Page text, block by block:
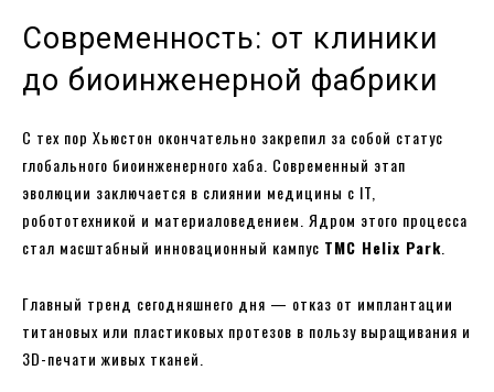
Современность: от клиники
до биоинженерной фабрики
С тех пор Хьюстон окончательно закрепил за собой статус
глобального биоинженерного хаба. Современный этап
эволюции заключается в слиянии медицины с IT,
робототехникой и материаловедением. Ядром этого процесса
стал масштабный инновационный кампус TMC Helix Park
Главный тренд сегодняшнего дня — отказ от имплантации
титановых или пластиковых протезов в пользу выращивания и
3D-печати живых тканей.